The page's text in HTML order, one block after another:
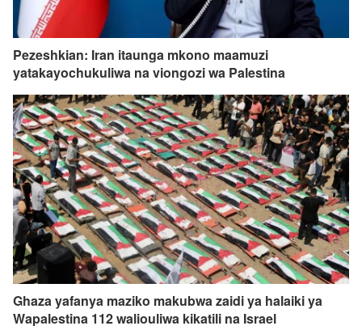
Pezeshkian: Iran itaunga mkono maamuzi
yatakayochukuliwa na viongozi wa Palestina
Ghaza yafanya maziko makubwa zaidi ya halaiki ya
Wapalestina 112 waliouliwa kikatili na Israel